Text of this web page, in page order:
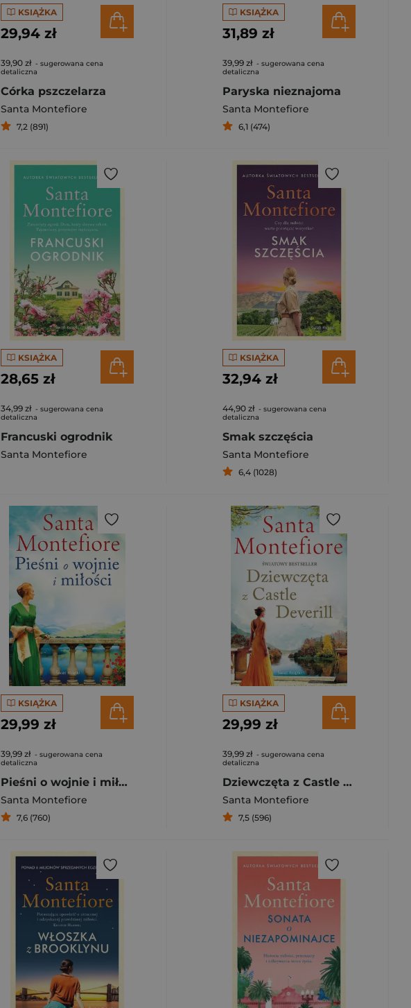
KSIĄŻKA
29,94 zł
39,90 zł - sugerowana cena
detaliczna
Córka pszczelarza
Santa Montefiore
7,2 (891)
KSIĄŻKA
31,89 zł
39,99 zł - sugerowana cena
detaliczna
Paryska nieznajoma
Santa Montefiore
6,1 (474)
KSIĄŻKA
28,65 zł
34,99 zł - sugerowana cena
detaliczna
Francuski ogrodnik
Santa Montefiore
KSIĄŻKA
32,94 zł
44,90 zł - sugerowana cena
detaliczna
Smak szczęścia
Santa Montefiore
6,4 (1028)
KSIĄŻKA
29,99 zł
39,99 zł - sugerowana cena
detaliczna
Pieśni o wojnie i miłości
Santa Montefiore
7,6 (760)
KSIĄŻKA
29,99 zł
39,99 zł - sugerowana cena
detaliczna
Dziewczęta z Castle Deverill
Santa Montefiore
7,5 (596)